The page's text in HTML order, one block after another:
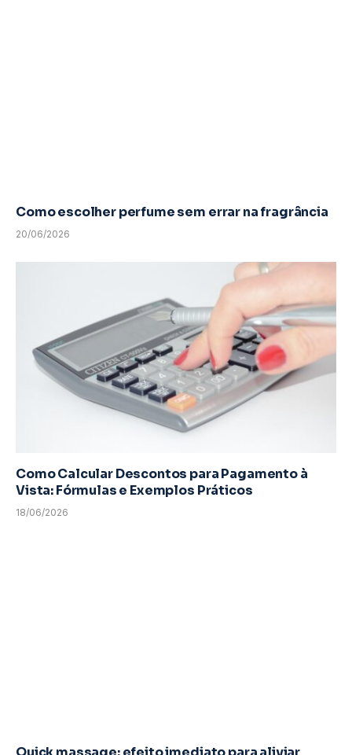
Como escolher perfume sem errar na fragrância
20/06/2026
Como Calcular Descontos para Pagamento à
Vista: Fórmulas e Exemplos Práticos
18/06/2026